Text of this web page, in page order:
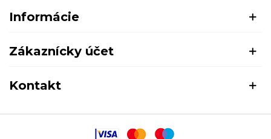
Informácie
Zákaznícky účet
Kontakt